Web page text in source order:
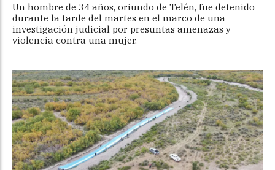
Un hombre de 34 años, oriundo de Telén, fue detenido
durante la tarde del martes en el marco de una
investigación judicial por presuntas amenazas y
violencia contra una mujer.